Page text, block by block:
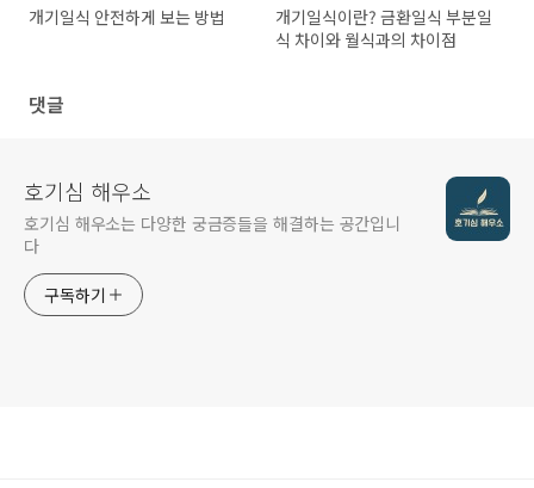
개기일식 안전하게 보는 방법
개기일식이란? 금환일식 부분일
식 차이와 월식과의 차이점
댓글
호기심 해우소
호기심 해우소는 다양한 궁금증들을 해결하는 공간입니
다
구독하기